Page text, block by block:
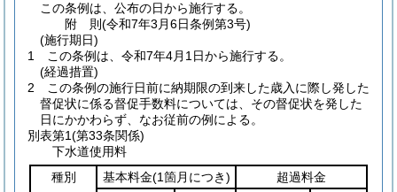
この条例は、公布の日から施行する。
附 則(令和7年3月6日条例第3号)
(施行期日)
1
この条例は、令和7年4月1日から施行する。
(経過措置)
2
この条例の施行日前に納期限の到来した歳入に際し発した
督促状に係る督促手数料については、その督促状を発した
日にかかわらず、なお従前の例による。
別表第1(第33条関係)
下水道使用料
種別
基本料金(1箇月につき)
超過料金